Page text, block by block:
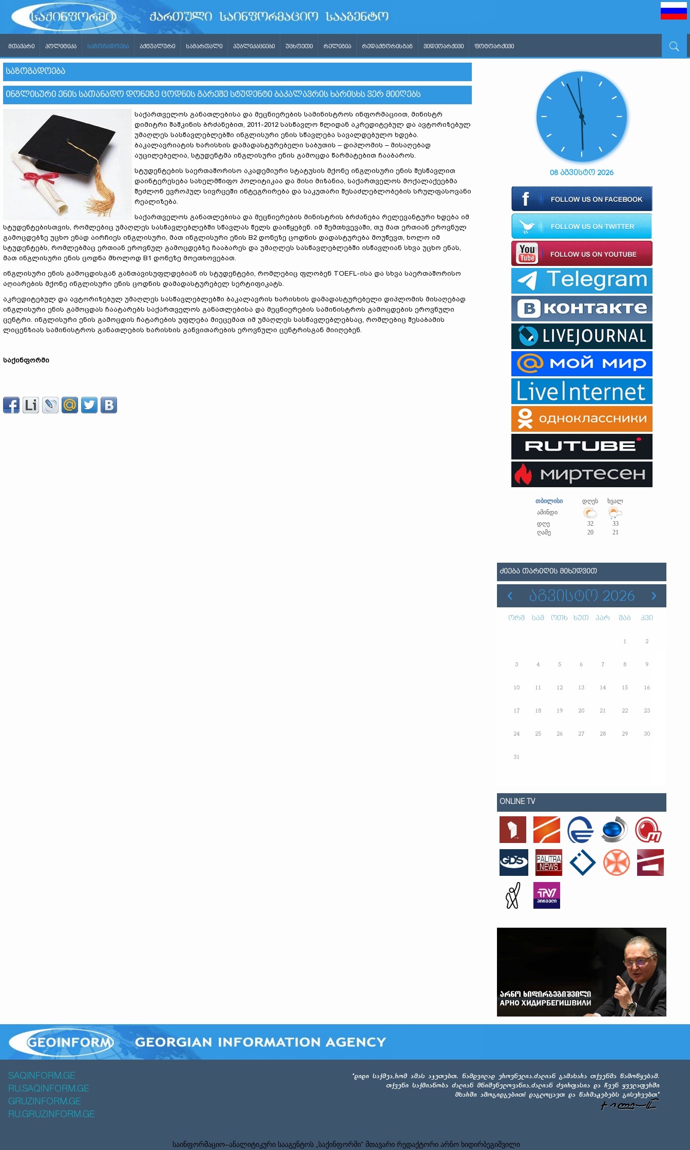
ᲛᲗᲐᲕᲐᲠᲘ ᲞᲝᲚᲘᲢᲘᲙᲐ ᲡᲐᲖᲝᲒᲐᲓᲝᲔᲑᲐ ᲐᲥᲢᲣᲐᲚᲣᲠᲘ ᲡᲐᲛᲐᲠᲗᲐᲚᲘ ᲞᲣᲑᲚᲘᲙᲐᲪᲘᲔᲑᲘ ᲣᲪᲮᲝᲔᲗᲘ ᲠᲔᲚᲘᲒᲘᲐ ᲠᲔᲓᲐᲥᲢᲝᲠᲘᲡᲒᲐᲜ ᲕᲘᲓᲔᲝᲐᲠᲥᲘᲕᲘ ᲤᲝᲢᲝᲐᲠᲥᲘᲕᲘ
ᲡᲐᲖᲝᲒᲐᲓᲝᲔᲑᲐ
ᲘᲜᲒᲚᲘᲡᲣᲠᲘ ᲔᲜᲘᲡ ᲡᲐᲗᲐᲜᲐᲓᲝ ᲓᲝᲜᲔᲖᲔ ᲪᲝᲓᲜᲘᲡ ᲒᲐᲠᲔᲨᲔ ᲡᲢᲣᲓᲔᲜᲢᲘ ᲑᲐᲙᲐᲚᲐᲕᲠᲘᲡ ᲮᲐᲠᲘᲡᲮᲡ ᲕᲔᲠ ᲛᲘᲘᲦᲔᲑᲡ
საქართველოს განათლებისა და მეცნიერების სამინისტროს ინფორმაციით, მინისტრ
დიმიტრი შაშკინის ბრძანებით, 2011-2012 სასწავლო წლიდან აკრედიტებულ და ავტორიზებულ
უმაღლეს სასწავლებლებში ინგლისური ენის სწავლება სავალდებულო ხდება.
ბაკალავრიატის ხარისხის დამადასტურებელი საბუთის – დიპლომის – მისაღებად
აუცილებელია, სტუდენტმა ინგლისური ენის გამოცდა წარმატებით ჩააბაროს.
სტუდენტების საერთაშორისო აკადემიური სტატუსის მქონე ინგლისური ენის შესწავლით
დაინტერესება სახელმწიფო პოლიტიკაა და მისი მიზანია, საქართველოს მოქალაქეებმა
შეძლონ ევროპულ სივრცეში ინტეგრირება და საკუთარი შესაძლებლობების სრულფასოვანი
რეალიზება.
საქართველოს განათლებისა და მეცნიერების მინისტრის ბრძანება რელევანტური ხდება იმ
სტუდენტებისთვის, რომლებიც უმაღლეს სასწავლებლებში სწავლას წელს დაიწყებენ. იმ შემთხვევაში, თუ მათ ერთიან ეროვნულ
გამოცდებზე უცხო ენად აირჩიეს ინგლისური, მათ ინგლისური ენის B2 დონეზე ცოდნის დადასტურება მოუწევთ, ხოლო იმ
სტუდენტებს, რომლებმაც ერთიან ეროვნულ გამოცდებზე ჩააბარეს და უმაღლეს სასწავლებლებში ისწავლიან სხვა უცხო ენას,
მათ ინგლისური ენის ცოდნა მხოლოდ B1 დონეზე მოეთხოვებათ.
ინგლისური ენის გამოცდისგან განთავისუფლდებიან ის სტუდენტები, რომლებიც ფლობენ TOEFL-ისა და სხვა საერთაშორისო
აღიარების მქონე ინგლისური ენის ცოდნის დამადასტურებელ სერტიფიკატს.
აკრედიტებულ და ავტორიზებულ უმაღლეს სასწავლებლებში ბაკალავრის ხარისხის დამადასტურებელი დიპლომის მისაღებად
ინგლისური ენის გამოცდას ჩაატარებს საქართველოს განათლებისა და მეცნიერების სამინისტროს გამოცდების ეროვნული
ცენტრი. ინგლისური ენის გამოცდის ჩატარების უფლება მიეცემათ იმ უმაღლეს სასწავლებლებსაც, რომლებიც შესაბამის
ლიცენზიას სამინისტროს განათლების ხარისხის განვითარების ეროვნული ცენტრისგან მიიღებენ.
საქინფორმი
08 აგვისტო 2026
თბილისი დღეს
ხვალ
ამინდი
დღე
32
33
ღამე
20 21
ᲫᲘᲔᲑᲐ ᲗᲐᲠᲘᲦᲘᲡ ᲛᲘᲮᲔᲓᲕᲘᲗ
ᲐᲒᲕᲘᲡᲢᲝ 2026
ორშ სამ ოთხ ხუთ პარ შაბ კვი
1 2
3 4 5 6 7 8 9
10 11 12 13 14 15 16
17 18 19 20 21 22 23
24 25 26 27 28 29 30
31
ONLINE TV
SAQINFORM.GE
RU.SAQINFORM.GE
GRUZINFORM.GE
RU.GRUZINFORM.GE
საინფორმაციო–ანალიტიკური სააგენტოს „საქინფორმი” მთავარი რედაქტორი არნო ხიდირბეგიშვილი